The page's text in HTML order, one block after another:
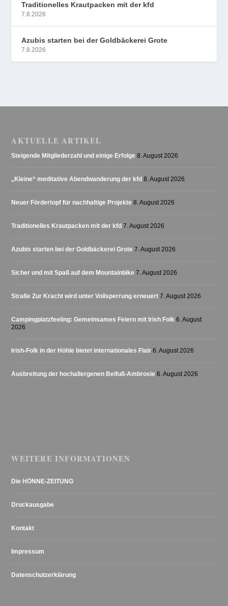
Traditionelles Krautpacken mit der kfd
7.8.2026
Azubis starten bei der Goldbäckerei Grote
7.8.2026
AKTUELLE ARTIKEL
Steigende Mitgliederzahl und einige Erfolge 8. August 2026
„Kleine“ meditative Abendwanderung der kfd 8. August 2026
Neuer Fördertopf für nachhaltige Projekte 8. August 2026
Traditionelles Krautpacken mit der kfd 7. August 2026
Azubis starten bei der Goldbäckerei Grote 7. August 2026
Sicher und mit Spaß auf dem Mountainbike 7. August 2026
Straße Zur Kracht wird unter Vollsperrung erneuert 7. August 2026
Campingplatzfeeling: Gemeinsames Feiern mit Irish Folk 6. August
2026
Irish-Folk in der Höhle bietet internationales Flair 6. August 2026
Ausbreitung der hochallergenen Beifuß-Ambrosie 6. August 2026
WEITERE INFORMATIONEN
Die HÖNNE-ZEITUNG
Druckausgabe
Kontakt
Impressum
Datenschutzerklärung